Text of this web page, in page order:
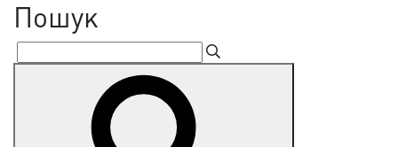
Пошук
Пошук